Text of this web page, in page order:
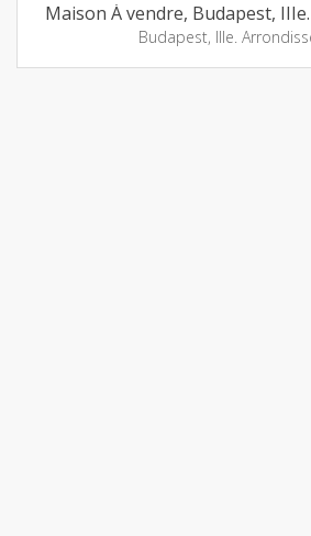
Maison Á vendre, Budapest,
Budapest, IIIe.